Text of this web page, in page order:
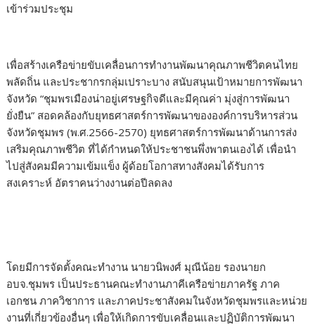
เข้าร่วมประชุม
เพื่อสร้างเครือข่ายขับเคลื่อนการทำงานพัฒนาคุณภาพชีวิตคนไทย
พลัดถิ่น และประชากรกลุ่มเปราะบาง สนับสนุนเป้าหมายการพัฒนา
จังหวัด “ชุมพรเมืองน่าอยู่เศรษฐกิจดีและมีคุณค่า มุ่งสู่การพัฒนา
ยั่งยืน” สอดคล้องกับยุทธศาสตร์การพัฒนาขององค์การบริหารส่วน
จังหวัดชุมพร (พ.ศ.2566-2570) ยุทธศาสตร์การพัฒนาด้านการส่ง
เสริมคุณภาพชีวิต ที่ได้กำหนดให้ประชาชนพึ่งพาตนเองได้ เพื่อนำ
ไปสู่สังคมมีความเข้มแข็ง ผู้ด้อยโอกาสทางสังคมได้รับการ
สงเคราะห์ อัตราคนว่างงานต่อปีลดลง
โดยมีการจัดตั้งคณะทำงาน นายวนิพงศ์ มุณีน้อย รองนายก
อบจ.ชุมพร เป็นประธานคณะทำงานภาคีเครือข่ายภาครัฐ ภาค
เอกชน ภาควิชาการ และภาคประชาสังคมในจังหวัดชุมพรและหน่วย
งานที่เกี่ยวข้องอื่นๆ เพื่อให้เกิดการขับเคลื่อนและปฏิบัติการพัฒนา